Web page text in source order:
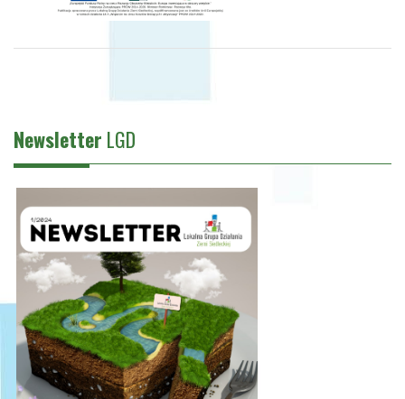
Newsletter LGD